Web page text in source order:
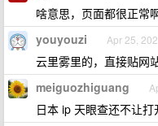
啥意思，页面都很正常
youyouzi Apr 25,
云里雾里的，直接贴网
meiguozhiguang
日本 ip 天眼查还不让打